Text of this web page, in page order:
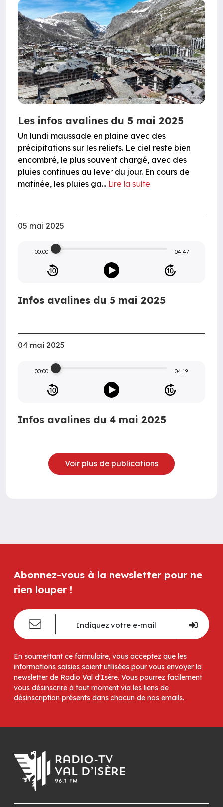
Les infos avalines du 5 mai 2025
Un lundi maussade en plaine avec des
précipitations sur les reliefs. Le ciel reste bien
encombré, le plus souvent chargé, avec des
pluies continues au lever du jour. En cours de
matinée, les pluies ga... Lire la suite
05 mai 2025
00:00 04:47
Infos avalines du 5 mai 2025
04 mai 2025
00:00 04:19
Infos avalines du 4 mai 2025
Voir plus de publications
Abonnez-vous à la newsletter pour ne
rien louper !
En soumettant ce formulaire, vous acceptez que les
informations saisies soient utilisées pour vous envoyer la
newsletter de Radio Val d'Isère. Vous pourrez facilement
vous désinscrire à tout moment via les liens de
désinscription présents dans chacun de nos emails.